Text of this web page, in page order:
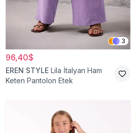
3
96,40$
EREN STYLE Lila İtalyan Ham
Keten Pantolon Etek